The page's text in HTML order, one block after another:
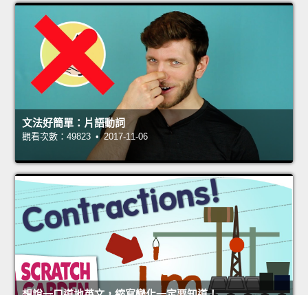
文法好簡單：片語動詞
觀看次數：49823 • 2017-11-06